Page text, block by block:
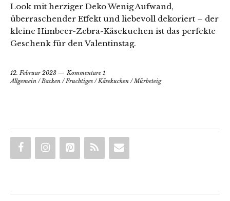
Look mit herziger Deko Wenig Aufwand,
überraschender Effekt und liebevoll dekoriert – der
kleine Himbeer-Zebra-Käsekuchen ist das perfekte
Geschenk für den Valentinstag.
12. Februar 2023
Kommentare 1
Allgemein /Backen /Fruchtiges /Käsekuchen /Mürbeteig